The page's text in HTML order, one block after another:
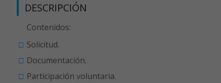
DESCRIPCIÓN
Contenidos:
Solicitud.
Documentación.
Participación voluntaria.